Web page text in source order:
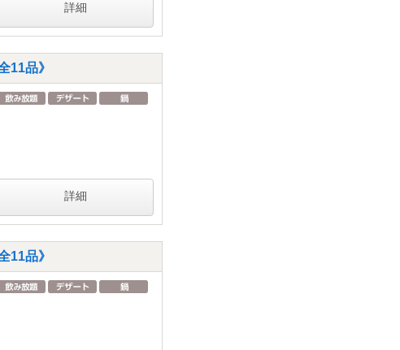
詳細
11品》
詳細
11品》